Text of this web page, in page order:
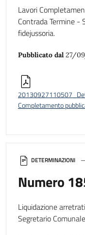
DETERMINAZIONI
Numero
Liquidazione
Segretario
Lavori
Contrada Termine -
fidejussoria.
Pubblicato dal 27/
Completamento